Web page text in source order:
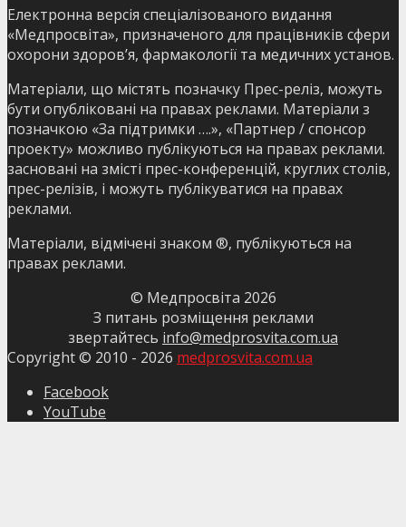
Електронна версія спеціалізованого видання
«Медпросвіта», призначеного для працівників сфери
охорони здоров’я, фармакології та медичних установ.
Матеріали, що містять позначку Прес-реліз, можуть
бути опубліковані на правах реклами. Матеріали з
позначкою «За підтримки ….», «Партнер / спонсор
проекту» можливо публікуються на правах реклами.
засновані на змісті прес-конференцій, круглих столів,
прес-релізів, і можуть публікуватися на правах
реклами.
Матеріали, відмічені знаком ®, публікуються на
правах реклами.
© Медпросвіта 2026
З питань розміщення реклами
звертайтесь info@medprosvita.com.ua
Copyright © 2010 - 2026 medprosvita.com.ua
Facebook
YouTube